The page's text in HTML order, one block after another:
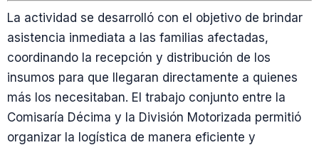
La actividad se desarrolló con el objetivo de brindar
asistencia inmediata a las familias afectadas,
coordinando la recepción y distribución de los
insumos para que llegaran directamente a quienes
más los necesitaban. El trabajo conjunto entre la
Comisaría Décima y la División Motorizada permitió
organizar la logística de manera eficiente y